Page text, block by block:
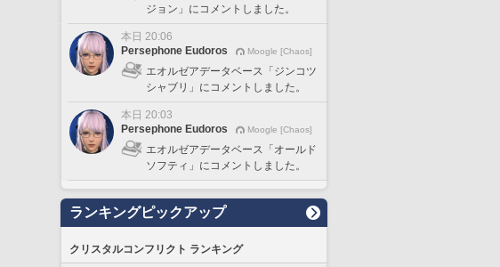
ジョン」にコメントしました。
本日 20:06
Persephone Eudoros
Moogle [Chaos]
エオルゼアデータベース「ジンコツ
シャブリ」にコメントしました。
本日 20:03
Persephone Eudoros
Moogle [Chaos]
エオルゼアデータベース「オールド
ソフティ」にコメントしました。
ランキングピックアップ
クリスタルコンフリクト ランキング